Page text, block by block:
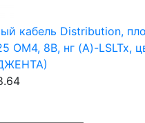
кабель Distribution,
OM4, 8В, нг (A)-LSLTx,